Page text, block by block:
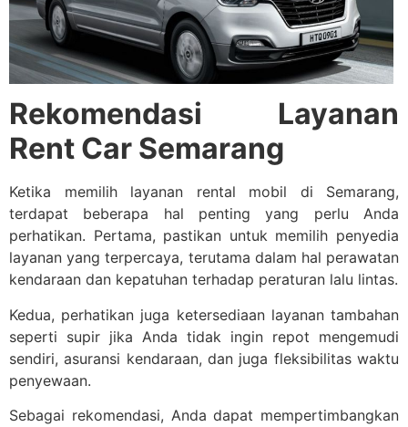
Rekomendasi Layanan
Rent Car Semarang
Ketika memilih layanan rental mobil di Semarang,
terdapat beberapa hal penting yang perlu Anda
perhatikan. Pertama, pastikan untuk memilih penyedia
layanan yang terpercaya, terutama dalam hal perawatan
kendaraan dan kepatuhan terhadap peraturan lalu lintas.
Kedua, perhatikan juga ketersediaan layanan tambahan
seperti supir jika Anda tidak ingin repot mengemudi
sendiri, asuransi kendaraan, dan juga fleksibilitas waktu
penyewaan.
Sebagai rekomendasi, Anda dapat mempertimbangkan